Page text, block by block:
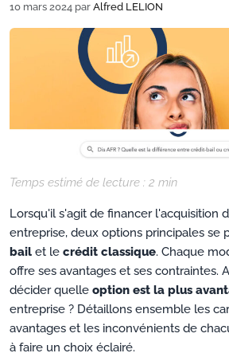
10 mars 2024 par Alfred LELION
Temps estimé de lecture : 2 min
Lorsqu'il s'agit de financer l'acquisition
entreprise, deux options principales se
bail et le crédit classique. Chaque
offre ses avantages et ses contraintes.
décider quelle option est la plus
entreprise ? Détaillons ensemble les
avantages et les inconvénients de
à faire un choix éclairé.